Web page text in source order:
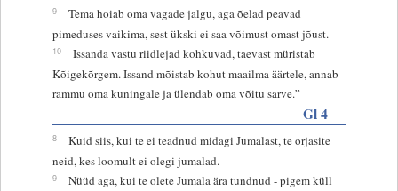
9
Tema hoiab oma vagade jalgu, aga õelad peavad
pimeduses vaikima, sest ükski ei saa võimust omast jõust.
10
Issanda vastu riidlejad kohkuvad, taevast müristab
Kõigekõrgem. Issand mõistab kohut maailma äärtele, annab
rammu oma kuningale ja ülendab oma võitu sarve.”
Gl 4
8
Kuid siis, kui te ei teadnud midagi Jumalast, te orjasite
neid, kes loomult ei olegi jumalad.
9
Nüüd aga, kui te olete Jumala ära tundnud - pigem küll